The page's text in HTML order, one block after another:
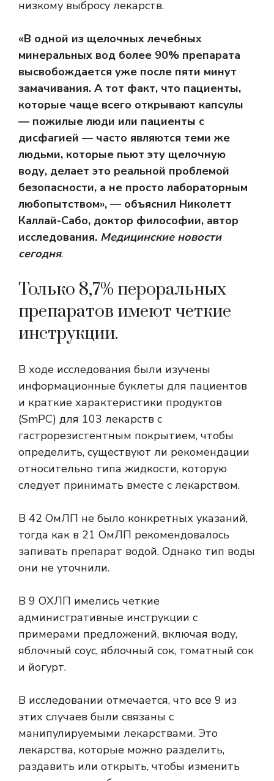
низкому выбросу лекарств.
«В одной из щелочных лечебных
минеральных вод более 90% препарата
высвобождается уже после пяти минут
замачивания. А тот факт, что пациенты,
которые чаще всего открывают капсулы
— пожилые люди или пациенты с
дисфагией — часто являются теми же
людьми, которые пьют эту щелочную
воду, делает это реальной проблемой
безопасности, а не просто лабораторным
любопытством», — объяснил Николетт
Каллай-Сабо, доктор философии, автор
исследования. Медицинские новости
сегодня.
Только 8,7% пероральных
препаратов имеют четкие
инструкции.
В ходе исследования были изучены
информационные буклеты для пациентов
и краткие характеристики продуктов
(SmPC) для 103 лекарств с
гастрорезистентным покрытием, чтобы
определить, существуют ли рекомендации
относительно типа жидкости, которую
следует принимать вместе с лекарством.
В 42 ОмЛП не было конкретных указаний,
тогда как в 21 ОмЛП рекомендовалось
запивать препарат водой. Однако тип воды
они не уточнили.
В 9 ОХЛП имелись четкие
административные инструкции с
примерами предложений, включая воду,
яблочный соус, яблочный сок, томатный сок
и йогурт.
В исследовании отмечается, что все 9 из
этих случаев были связаны с
манипулируемыми лекарствами. Это
лекарства, которые можно разделить,
раздавить или открыть, чтобы изменить